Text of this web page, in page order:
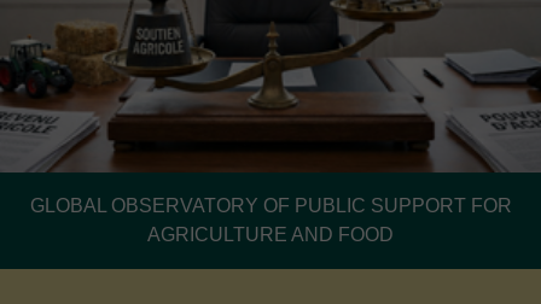
GLOBAL OBSERVATORY OF PUBLIC SUPPORT FOR
AGRICULTURE AND FOOD